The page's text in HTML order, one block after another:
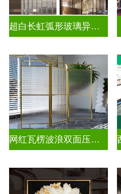
超白长虹弧形玻璃异形弧形玻璃
网红瓦楞波浪双面压花玻璃